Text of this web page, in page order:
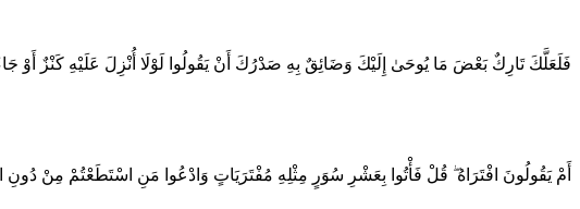
فَلَعَلَّكَ تَارِكٌ بَعْضَ مَا يُوحَىٰ إِلَيْكَ وَضَائِقٌ بِهِ صَدْرُكَ أَنْ يَقُولُوا لَوْلَا أُنْزِلَ عَلَيْهِ كَنْزٌ أَوْ
أَمْ يَقُولُونَ افْتَرَاهُ ۖ قُلْ فَأْتُوا بِعَشْرِ سُوَرٍ مِثْلِهِ مُفْتَرَيَاتٍ وَادْعُوا مَنِ اسْتَطَعْتُمْ مِنْ دُونِ